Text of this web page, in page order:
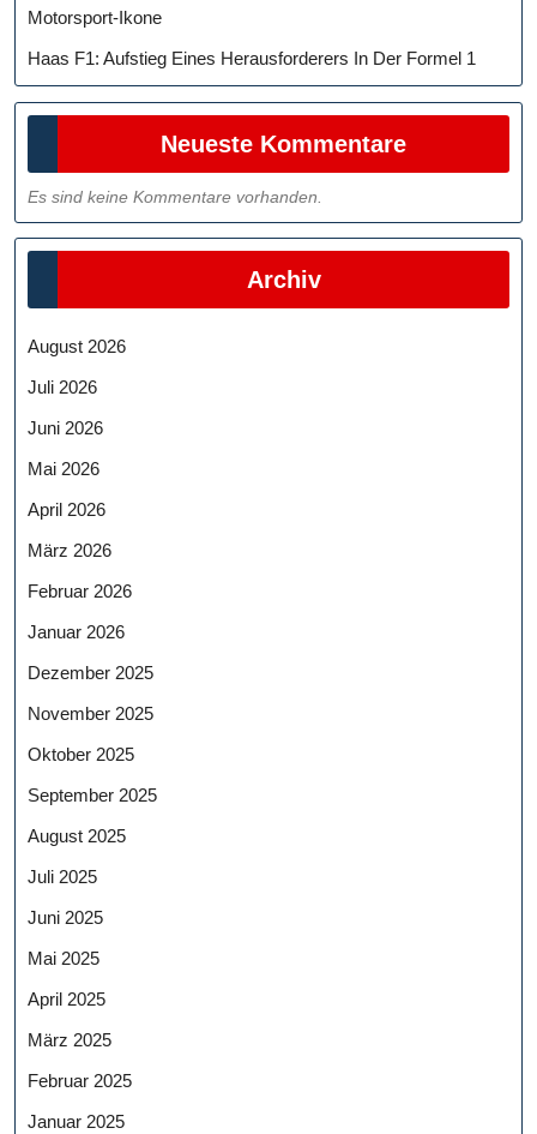
Motorsport-Ikone
Haas F1: Aufstieg Eines Herausforderers In Der Formel 1
Neueste Kommentare
Es sind keine Kommentare vorhanden.
Archiv
August 2026
Juli 2026
Juni 2026
Mai 2026
April 2026
März 2026
Februar 2026
Januar 2026
Dezember 2025
November 2025
Oktober 2025
September 2025
August 2025
Juli 2025
Juni 2025
Mai 2025
April 2025
März 2025
Februar 2025
Januar 2025